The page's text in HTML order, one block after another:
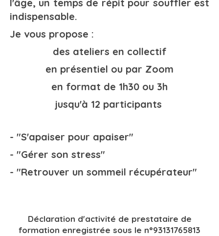
l'âge, un temps de répit pour souffler est
indispensable.
Je vous propose :
des ateliers en collectif
en présentiel ou par Zoom
en format de 1h30 ou 3h
jusqu'à 12 participants
- "S'apaiser pour apaiser"
- "Gérer son stress"
- "Retrouver un sommeil récupérateur"
Déclaration d'activité de prestataire de
formation enregistrée sous le n°93131765813